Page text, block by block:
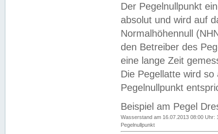
Der Pegelnullpunkt
absolut und wird auf
Normalhöhennull
den Betreiber des
eine lange Zeit
Die Pegellatte wird
Pegelnullpunkt
Beispiel am Pegel
Wasserstand am 16.07.2013 08:00 Uhr:
Pegelnullpunkt